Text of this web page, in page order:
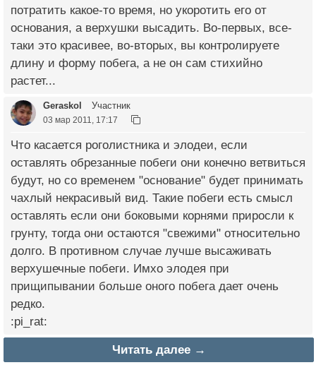
потратить какое-то время, но укоротить его от
основания, а верхушки высадить. Во-первых, все-
таки это красивее, во-вторых, вы контролируете
длину и форму побега, а не он сам стихийно
растет...
Geraskol Участник
03 мар 2011, 17:17
Что касается роголистника и элодеи, если
оставлять обрезанные побеги они конечно ветвиться
будут, но со временем "основание" будет принимать
чахлый некрасивый вид. Такие побеги есть смысл
оставлять если они боковыми корнями приросли к
грунту, тогда они остаются "свежими" относительно
долго. В противном случае лучше высаживать
верхушечные побеги. Имхо элодея при
прищипывании больше оного побега дает очень
редко.
:pi_rat:
Читать далее →